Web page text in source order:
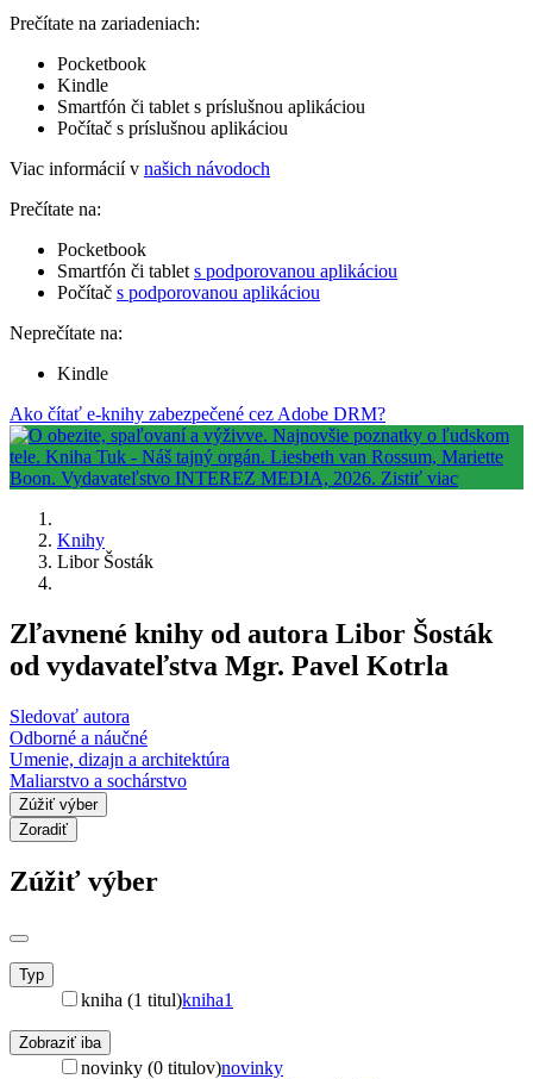
Prečítate na zariadeniach:
Pocketbook
Kindle
Smartfón či tablet s príslušnou aplikáciou
Počítač s príslušnou aplikáciou
Viac informácií v našich návodoch
Prečítate na:
Pocketbook
Smartfón či tablet s podporovanou aplikáciou
Počítač s podporovanou aplikáciou
Neprečítate na:
Kindle
Ako čítať e-knihy zabezpečené cez Adobe DRM?
Knihy
Libor Šosták
Zľavnené knihy od autora Libor Šosták
od vydavateľstva Mgr. Pavel Kotrla
Sledovať autora
Odborné a náučné
Umenie, dizajn a architektúra
Maliarstvo a sochárstvo
Zúžiť výber
Zoradiť
Zúžiť výber
Typ
kniha (1 titul)kniha1
Zobraziť iba
novinky (0 titulov)novinky